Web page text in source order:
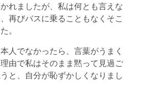
れましたが、私は何とも言えな
再びバスに乗ることもなくそこ
。
人でなかったら、言葉がうまく
由で私はそのまま黙って見過ご
と、自分が恥ずかしくなりまし